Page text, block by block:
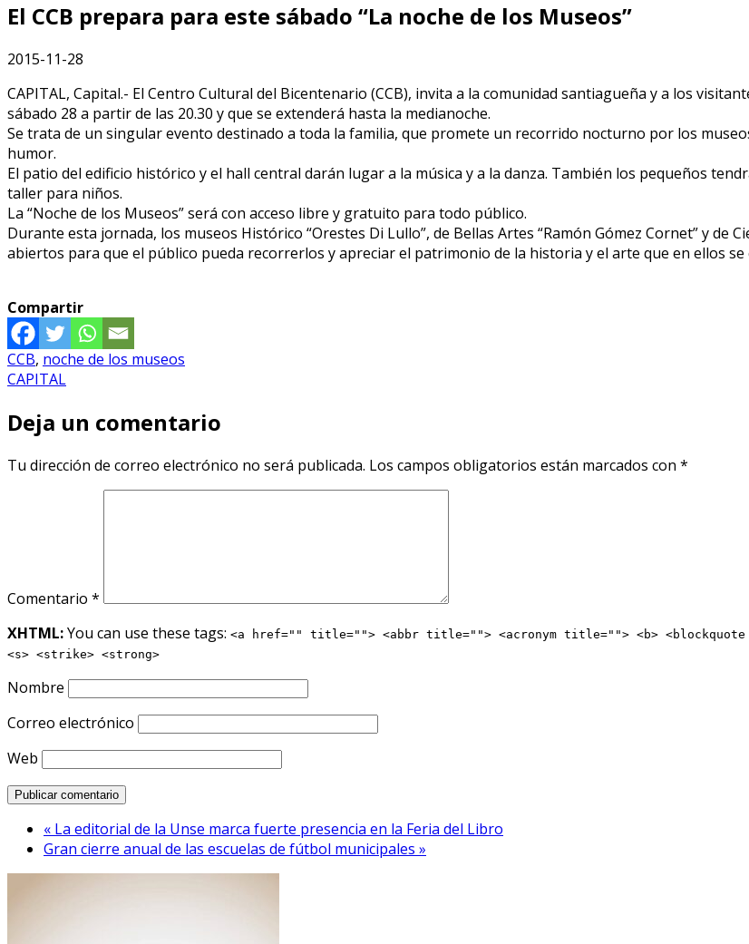
El CCB prepara para este sábado “La noche de los Museos”
2015-11-28
CAPITAL, Capital.- El Centro Cultural del Bicentenario (CCB), invita a la comunidad santiagueña y a los
sábado 28 a partir de las 20.30 y que se extenderá hasta la medianoche.
Se trata de un singular evento destinado a toda la familia, que promete un recorrido nocturno por los
humor.
El patio del edificio histórico y el hall central darán lugar a la música y a la danza. También los pequeños
taller para niños.
La “Noche de los Museos” será con acceso libre y gratuito para todo público.
Durante esta jornada, los museos Histórico “Orestes Di Lullo”, de Bellas Artes “Ramón Gómez Cornet” y de
abiertos para que el público pueda recorrerlos y apreciar el patrimonio de la historia y el arte que en ellos se
Compartir
CCB, noche de los museos
CAPITAL
Deja un comentario
Tu dirección de correo electrónico no será publicada. Los campos obligatorios están marcados con *
Comentario *
XHTML:You can use these tags: <a href="" title=""> <abbr title=""> <acronym title=""> <b> <blockquote
<s> <strike> <strong>
Nombre
Correo electrónico
Web
« La editorial de la Unse marca fuerte presencia en la Feria del Libro
Gran cierre anual de las escuelas de fútbol municipales »